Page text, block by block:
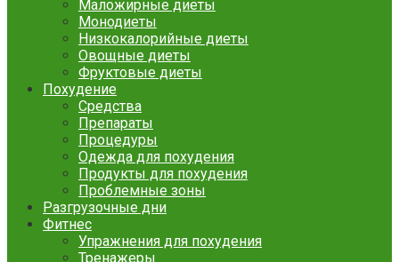
Маложирные диеты
Монодиеты
Низкокалорийные диеты
Овощные диеты
Фруктовые диеты
Похудение
Средства
Препараты
Процедуры
Одежда для похудения
Продукты для похудения
Проблемные зоны
Разгрузочные дни
Фитнес
Упражнения для похудения
Тренажеры